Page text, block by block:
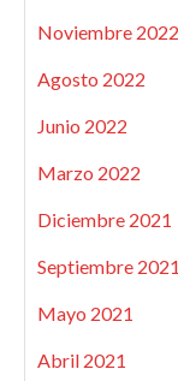
Noviembre 2022
Agosto 2022
Junio 2022
Marzo 2022
Diciembre 2021
Septiembre 2021
Mayo 2021
Abril 2021